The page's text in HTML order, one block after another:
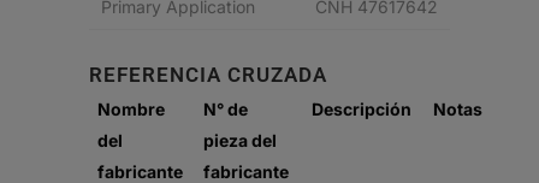
Primary Application CNH 47617642
REFERENCIA CRUZADA
Nombre
del
fabricante
N° de
pieza del
fabricante
Descripción Notas